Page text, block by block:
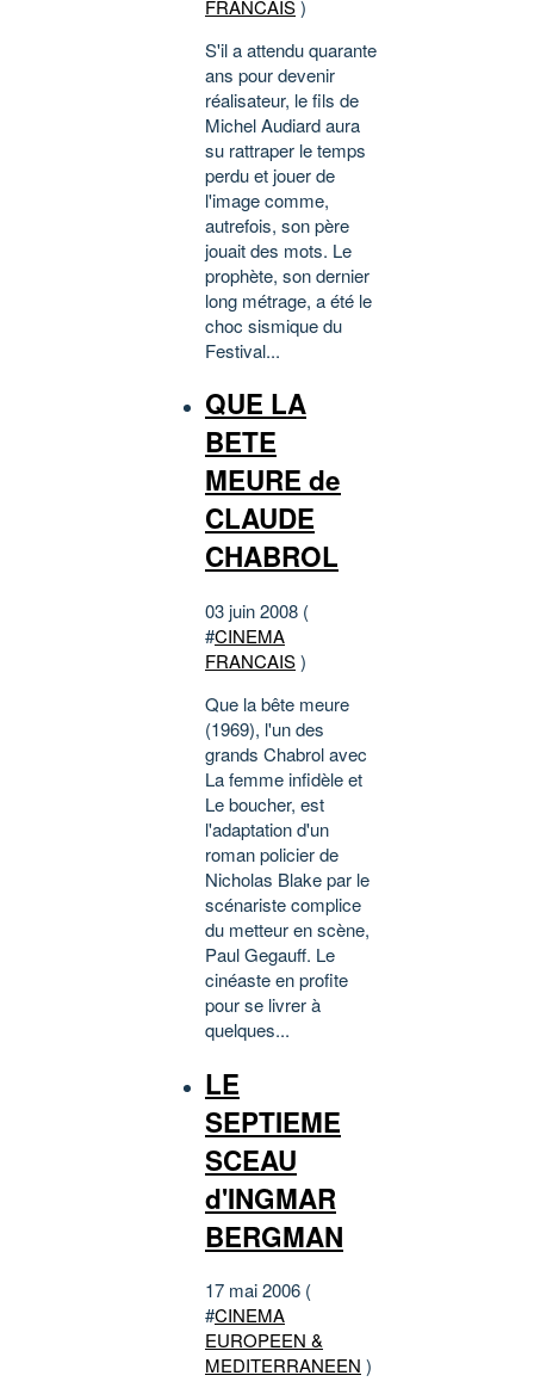
FRANCAIS)
S'il a attendu quarante
ans pour devenir
réalisateur, le fils de
Michel Audiard aura
su rattraper le temps
perdu et jouer de
l'image comme,
autrefois, son père
jouait des mots. Le
prophète, son dernier
long métrage, a été le
choc sismique du
Festival...
QUE LA
BETE
MEURE de
CLAUDE
CHABROL
03 juin 2008 (
#CINEMA
FRANCAIS)
Que la bête meure
(1969), l'un des
grands Chabrol avec
La femme infidèle et
Le boucher, est
l'adaptation d'un
roman policier de
Nicholas Blake par le
scénariste complice
du metteur en scène,
Paul Gegauff. Le
cinéaste en profite
pour se livrer à
quelques...
LE
SEPTIEME
SCEAU
d'INGMAR
BERGMAN
17 mai 2006 (
#CINEMA
EUROPEEN &
MEDITERRANEEN )